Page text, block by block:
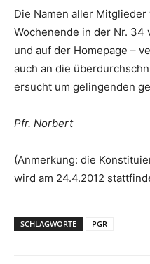
Die Namen aller
Wochenende in der Nr. 34
und auf der Homepage –
auch an die
ersucht um gelingenden
Pfr. Norbert
(Anmerkung: die
wird am 24.4.2012
SCHLAGWORTE PGR